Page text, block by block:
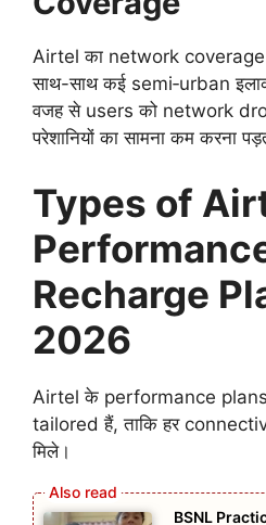
Airtel का network
साथ-साथ कई semi‑urban
वजह से users को network
परेशानियों का सामना कम करना
Types of
Recharge
2026
Airtel के performance
tailored हैं, ताकि हर
मिले।
BSNL